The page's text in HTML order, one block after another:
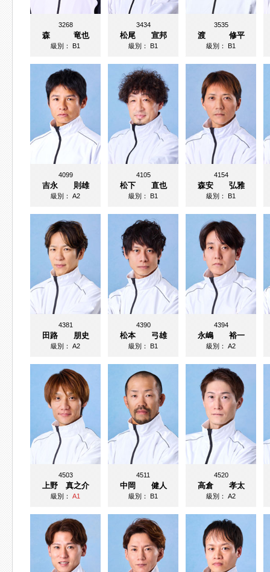
3268
森 竜也
級別：B1
3434
松尾 宣邦
級別：B1
3535
渡 修平
級別：B1
4099
吉永 則雄
級別：A2
4105
松下 直也
級別：B1
4154
森安 弘雅
級別：B1
4381
田路 朋史
級別：A2
4390
松本 弓雄
級別：B1
4394
永嶋 裕一
級別：A2
4503
上野 真之介
級別：A1
4511
中岡 健人
級別：B1
4520
高倉 孝太
級別：A2